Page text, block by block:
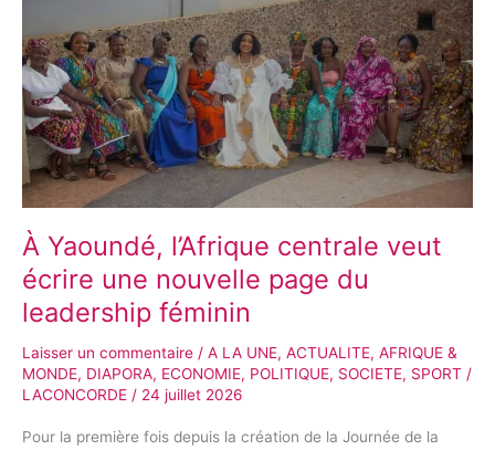
À Yaoundé, l’Afrique centrale veut
écrire une nouvelle page du
leadership féminin
Laisser un commentaire / A LA UNE, ACTUALITE, AFRIQUE &
MONDE, DIAPORA, ECONOMIE, POLITIQUE, SOCIETE, SPORT /
LACONCORDE / 24 juillet 2026
Pour la première fois depuis la création de la Journée de la
centrale
veut
écrire
une
nouvelle
page
du
leadership
féminin